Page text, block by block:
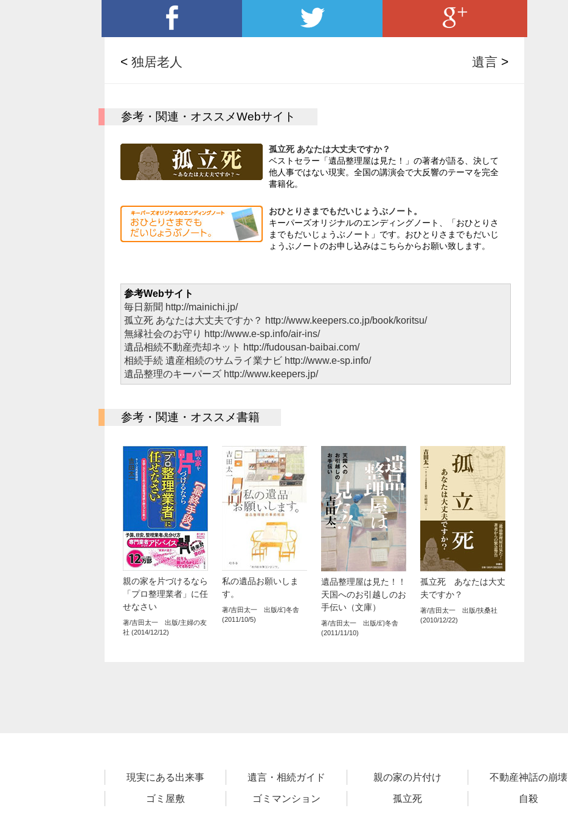
< 独居老人 遺言 >
参考・関連・オススメWebサイト
孤立死 あなたは大丈夫ですか？
ベストセラー「遺品整理屋は見た！」の著者が語る、決して
他人事ではない現実。全国の講演会で大反響のテーマを完全
書籍化。
おひとりさまでもだいじょうぶノート。
キーパーズオリジナルのエンディングノート、「おひとりさ
までもだいじょうぶノート」です。おひとりさまでもだいじ
ょうぶノートのお申し込みはこちらからお願い致します。
参考Webサイト
毎日新聞 http://mainichi.jp/
孤立死 あなたは大丈夫ですか？ http://www.keepers.co.jp/book/koritsu/
無縁社会のお守り http://www.e-sp.info/air-ins/
遺品相続不動産売却ネット http://fudousan-baibai.com/
相続手続 遺産相続のサムライ業ナビ http://www.e-sp.info/
遺品整理のキーパーズ http://www.keepers.jp/
参考・関連・オススメ書籍
親の家を片づけるなら
「プロ整理業者」に任
せなさい
著/吉田太一 出版/主婦の友
社 (2014/12/12)
私の遺品お願いしま
す。
著/吉田太一 出版/幻冬舎
(2011/10/5)
遺品整理屋は見た！！
天国へのお引越しのお
手伝い（文庫）
著/吉田太一 出版/幻冬舎
(2011/11/10)
孤立死 あなたは大丈
夫ですか？
著/吉田太一 出版/扶桑社
(2010/12/22)
現実にある出来事 遺言・相続ガイド 親の家の片付け 不動産神話の崩壊
ゴミ屋敷 ゴミマンション 孤立死 自殺